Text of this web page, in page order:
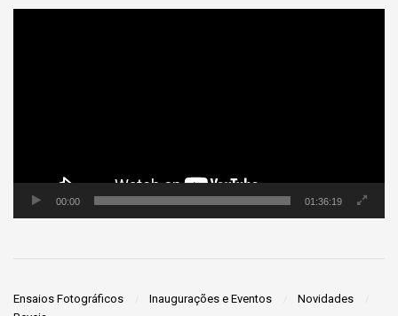
00:00 01:36:19
Ensaios Fotográficos Inaugurações e Eventos
Novidades